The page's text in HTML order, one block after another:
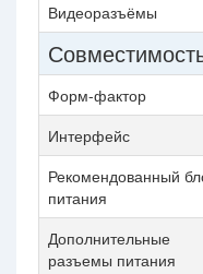
Видеоразъёмы
Форм-фактор
Интерфейс
Рекомендованный
питания
Дополнительные
разъемы питания